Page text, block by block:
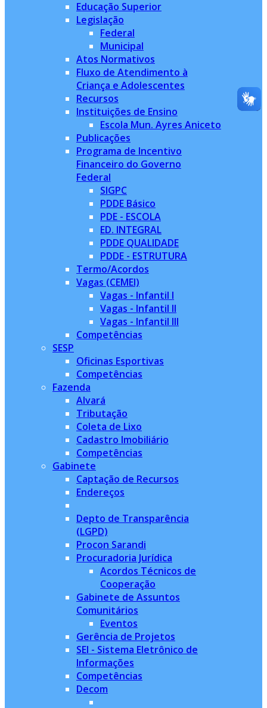
Educação Superior
Legislação
Federal
Municipal
Atos Normativos
Fluxo de Atendimento à
Criança e Adolescentes
Recursos
Instituições de Ensino
Escola Mun. Ayres Aniceto
Publicações
Programa de Incentivo
Financeiro do Governo
Federal
SIGPC
PDDE Básico
PDE - ESCOLA
ED. INTEGRAL
PDDE QUALIDADE
PDDE - ESTRUTURA
Termo/Acordos
Vagas (CEMEI)
Vagas - Infantil I
Vagas - Infantil II
Vagas - Infantil III
Competências
SESP
Oficinas Esportivas
Competências
Fazenda
Alvará
Tributação
Coleta de Lixo
Cadastro Imobiliário
Competências
Gabinete
Captação de Recursos
Endereços
Depto de Transparência
(LGPD)
Procon Sarandi
Procuradoria Jurídica
Acordos Técnicos de
Cooperação
Gabinete de Assuntos
Comunitários
Eventos
Gerência de Projetos
SEI - Sistema Eletrônico de
Informações
Competências
Decom